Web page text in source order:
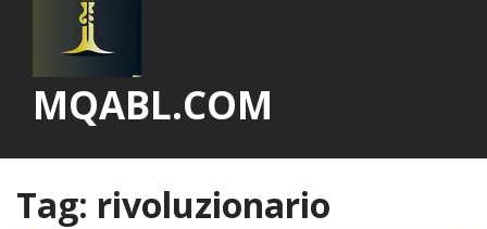
MQABL.COM
Tag: rivoluzionario